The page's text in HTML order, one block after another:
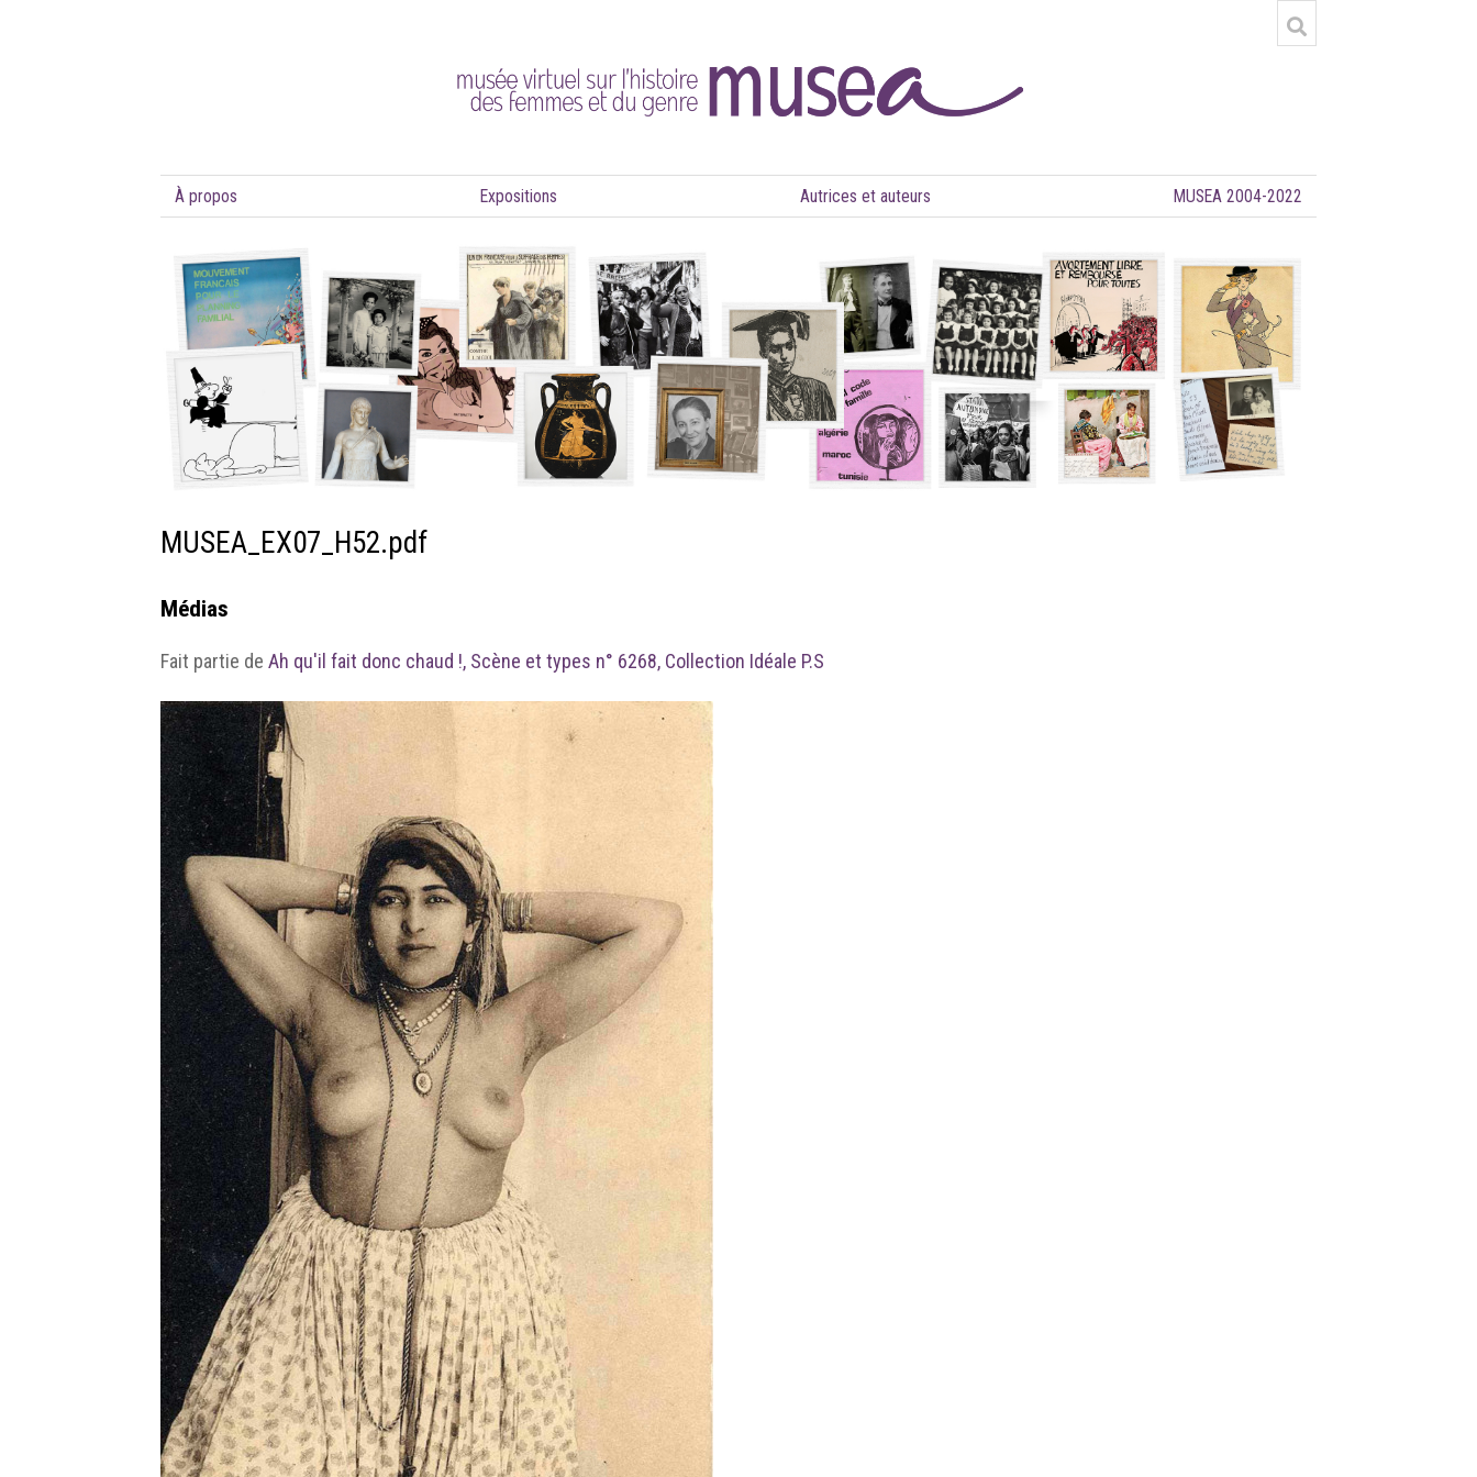
À propos Expositions Autrices et auteurs MUSEA 2004-2022
MUSEA_EX07_H52.pdf
Médias
Fait partie de Ah qu'il fait donc chaud !, Scène et types n° 6268, Collection Idéale P.S